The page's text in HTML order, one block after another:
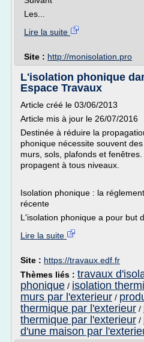
Les...
Lire la suite
Site : http://monisolation.pro
L'isolation phonique
Espace Travaux
Article créé le 03/06/2013
Article mis à jour le 26/07/2016
Destinée à réduire la
phonique nécessite souvent
murs, sols, plafonds et
propagent à tous niveaux.
Isolation phonique : la
récente
L'isolation phonique a pour but
Lire la suite
Site : https://travaux.edf.fr
Thèmes liés : travaux
phonique / isolation
murs par l'exterieur /
thermique par l'exterieur /
thermique par l'exterieur /
d'une maison par